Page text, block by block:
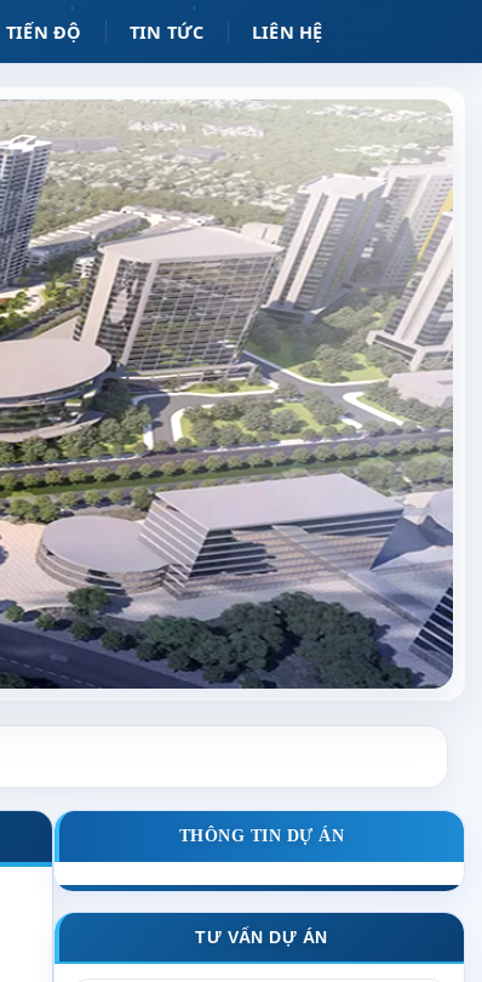
TIẾN ĐỘ TIN TỨC LIÊN HỆ
THÔNG TIN DỰ ÁN
TƯ VẤN DỰ ÁN